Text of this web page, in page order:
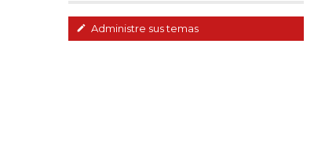
Administre sus temas